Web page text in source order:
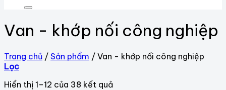
Van - khớp nối công nghiệp
Trang chủ / Sản phẩm / Van - khớp nối công nghiệp
Lọc
Hiển thị 1–12 của 38 kết quả